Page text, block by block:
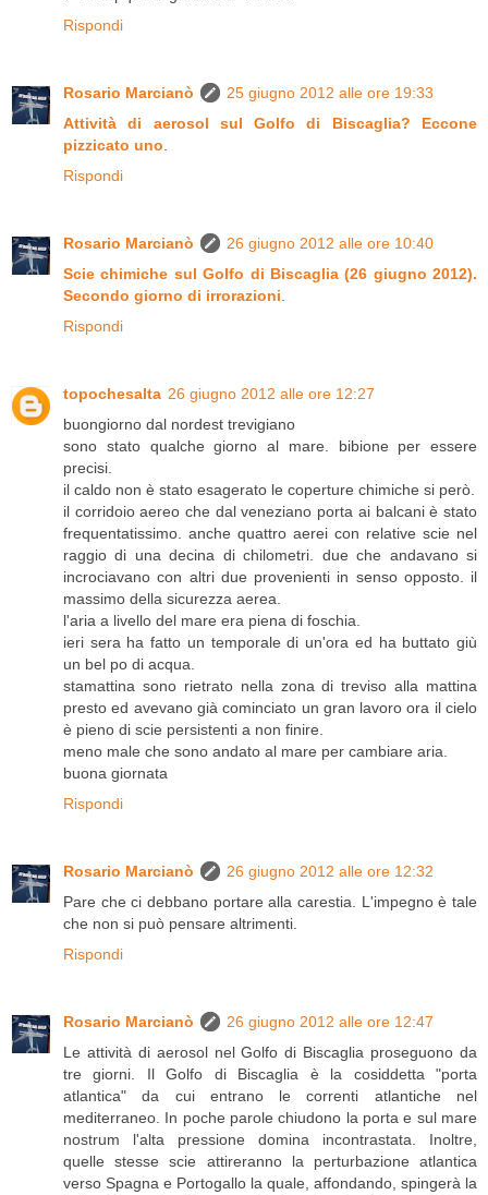
Rispondi
Rosario Marcianò
25 giugno 2012 alle ore 19:33
Attività di aerosol sul Golfo di Biscaglia? Eccone
pizzicato uno.
Rispondi
Rosario Marcianò
26 giugno 2012 alle ore 10:40
Scie chimiche sul Golfo di Biscaglia (26 giugno 2012).
Secondo giorno di irrorazioni.
Rispondi
topochesalta 26 giugno 2012 alle ore 12:27
buongiorno dal nordest trevigiano
sono stato qualche giorno al mare. bibione per essere
precisi.
il caldo non è stato esagerato le coperture chimiche si però.
il corridoio aereo che dal veneziano porta ai balcani è stato
frequentatissimo. anche quattro aerei con relative scie nel
raggio di una decina di chilometri. due che andavano si
incrociavano con altri due provenienti in senso opposto. il
massimo della sicurezza aerea.
l'aria a livello del mare era piena di foschia.
ieri sera ha fatto un temporale di un'ora ed ha buttato giù
un bel po di acqua.
stamattina sono rietrato nella zona di treviso alla mattina
presto ed avevano già cominciato un gran lavoro ora il cielo
è pieno di scie persistenti a non finire.
meno male che sono andato al mare per cambiare aria.
buona giornata
Rispondi
Rosario Marcianò
26 giugno 2012 alle ore 12:32
Pare che ci debbano portare alla carestia. L'impegno è tale
che non si può pensare altrimenti.
Rispondi
Rosario Marcianò
26 giugno 2012 alle ore 12:47
Le attività di aerosol nel Golfo di Biscaglia proseguono da
tre giorni. Il Golfo di Biscaglia è la cosiddetta "porta
atlantica" da cui entrano le correnti atlantiche nel
mediterraneo. In poche parole chiudono la porta e sul mare
nostrum l'alta pressione domina incontrastata. Inoltre,
quelle stesse scie attireranno la perturbazione atlantica
verso Spagna e Portogallo la quale, affondando, spingerà la